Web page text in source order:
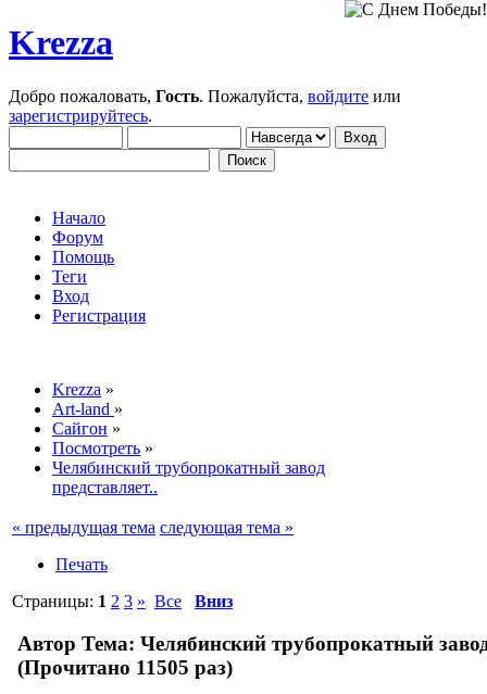
Krezza
Добро пожаловать, Гость. Пожалуйста, войдите или
зарегистрируйтесь.
Начало
Форум
Помощь
Теги
Вход
Регистрация
Krezza »
Art-land »
Сайгон »
Посмотреть »
Челябинский трубопрокатный завод
представляет..
« предыдущая тема следующая тема »
Печать
Страницы: 1 2 3 » Все Вниз
Автор Тема: Челябинский трубопрокатный
(Прочитано 11505 раз)